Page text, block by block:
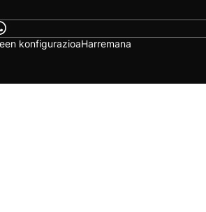
konfigurazioaHarremana